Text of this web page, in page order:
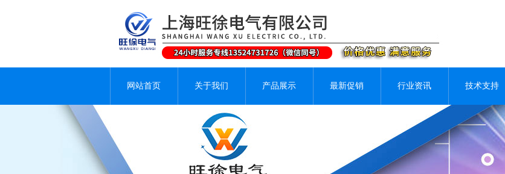
网站首页 关于我们 产品展示 最新促销 行业资讯 技术支持